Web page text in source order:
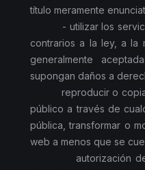
título meramente
- utilizar los
contrarios a la ley, a la
generalmente
supongan daños a
reproducir o copiar,
público a través de
pública, transformar o
web a menos que se
autorización del